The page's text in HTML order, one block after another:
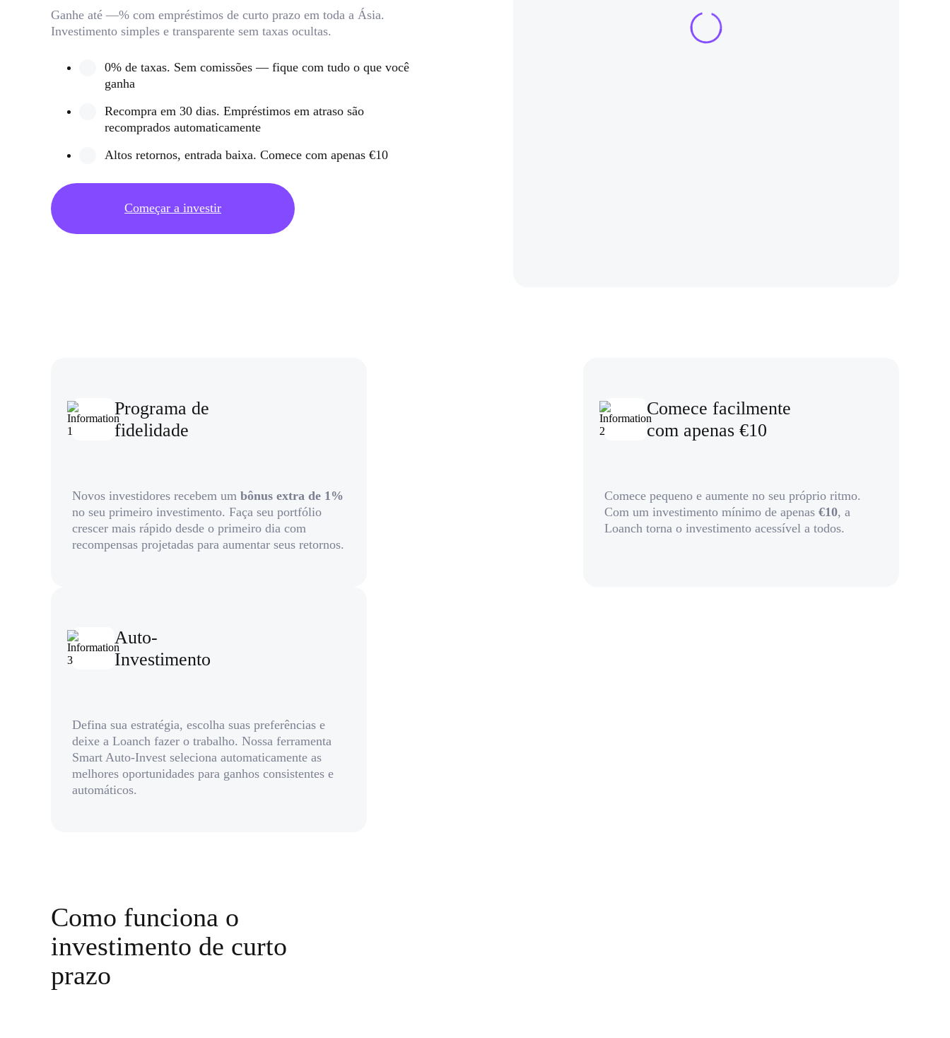
Ganhe até —% com empréstimos de curto prazo em toda a Ásia.
Investimento simples e transparente sem taxas ocultas.
0% de taxas. Sem comissões — fique com tudo o que você
ganha
Recompra em 30 dias. Empréstimos em atraso são
recomprados automaticamente
Altos retornos, entrada baixa. Comece com apenas €10
Começar a investir
Programa de
fidelidade
Novos investidores recebem um bônus extra de 1%
no seu primeiro investimento. Faça seu portfólio
crescer mais rápido desde o primeiro dia com
recompensas projetadas para aumentar seus retornos.
Comece facilmente
com apenas €10
Comece pequeno e aumente no seu próprio ritmo.
Com um investimento mínimo de apenas€10, a
Loanch torna o investimento acessível a todos.
Auto-
Investimento
Defina sua estratégia, escolha suas preferências e
deixe a Loanch fazer o trabalho. Nossa ferramenta
Smart Auto-Invest seleciona automaticamente as
melhores oportunidades para ganhos consistentes e
automáticos.
Como funciona o
investimento de curto
prazo